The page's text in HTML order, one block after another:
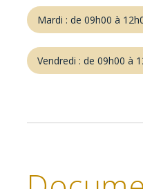
Mardi : de 09h00 à
Vendredi : de 09h00 à